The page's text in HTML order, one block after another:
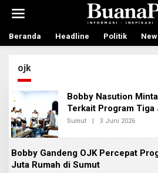
t
Beranda Headline Politik
ojk
Bobby Nasution
Terkait Program Tiga
Sumut | 3 Juni 2026
E
R
Bobby Gandeng OJK Percepat
Juta Rumah di Sumut